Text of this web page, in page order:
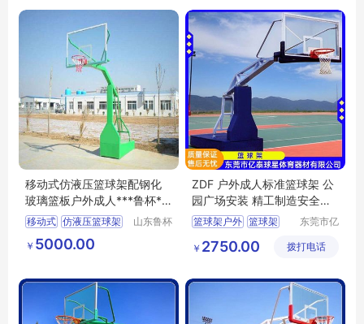
移动式仿液压篮球架配钢化
玻璃篮板户外成人***鲁杯**
*移动式 仿液压篮球架
篮球架
山东鲁杯
￥ 5000.00
ZDF 户外成人标准篮球架 公
园广场安装 精工制造安全稳
固
篮球架户外 篮球架
东莞市亿
育器材有
￥ 2750.00 拨打电话